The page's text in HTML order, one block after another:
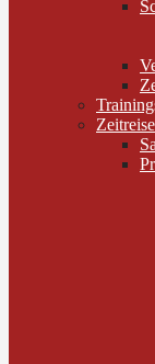
Zeitreise